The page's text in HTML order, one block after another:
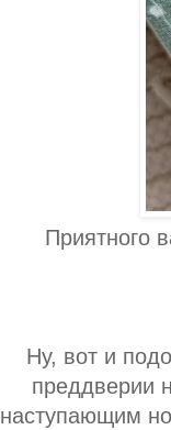
Приятного
Ну, вот и
преддверии
наступающим